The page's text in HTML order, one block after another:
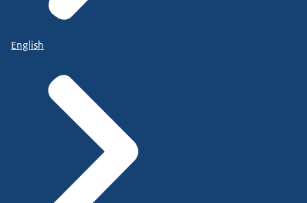
English